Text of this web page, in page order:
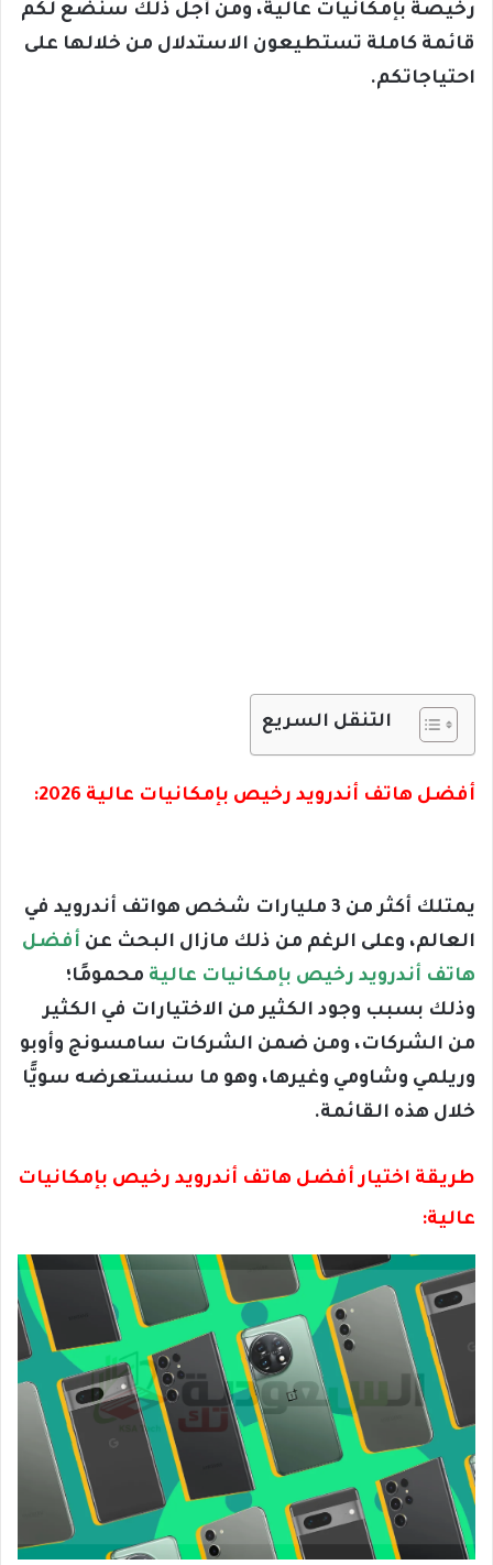
رخيصة بإمكانيات عالية، ومن أجل ذلك سنضع لكم
قائمة كاملة تستطيعون الاستدلال من خلالها على
احتياجاتكم.
التنقل السريع
أفضل هاتف أندرويد رخيص بإمكانيات عالية 2026:
يمتلك أكثر من 3 مليارات شخص هواتف أندرويد في
العالم، وعلى الرغم من ذلك مازال البحث عن أفضل
هاتف أندرويد رخيص بإمكانيات عالية محمومًا؛
وذلك بسبب وجود الكثير من الاختيارات في الكثير
من الشركات، ومن ضمن الشركات سامسونج وأوبو
وريلمي وشاومي وغيرها، وهو ما سنستعرضه سويًّا
خلال هذه القائمة.
طريقة اختيار أفضل هاتف أندرويد رخيص بإمكانيات
عالية: